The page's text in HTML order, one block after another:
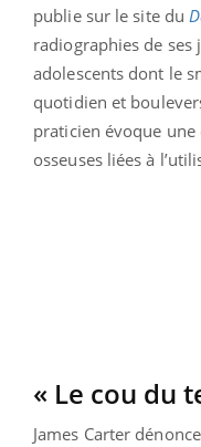
publie sur le site du
radiographies de ses
adolescents dont le
quotidien et
praticien évoque
osseuses liées à
« Le cou du
James Carter